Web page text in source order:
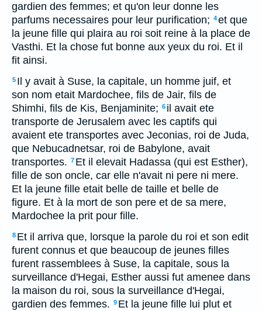
gardien des femmes; et qu'on leur donne les
parfums necessaires pour leur purification; 4et que
la jeune fille qui plaira au roi soit reine à la place de
Vasthi. Et la chose fut bonne aux yeux du roi. Et il
fit ainsi.
5 Il y avait à Suse, la capitale, un homme juif, et
son nom etait Mardochee, fils de Jair, fils de
Shimhi, fils de Kis, Benjaminite; 6 il avait ete
transporte de Jerusalem avec les captifs qui
avaient ete transportes avec Jeconias, roi de Juda,
que Nebucadnetsar, roi de Babylone, avait
transportes. 7 Et il elevait Hadassa (qui est Esther),
fille de son oncle, car elle n'avait ni pere ni mere.
Et la jeune fille etait belle de taille et belle de
figure. Et à la mort de son pere et de sa mere,
Mardochee la prit pour fille.
8 Et il arriva que, lorsque la parole du roi et son edit
furent connus et que beaucoup de jeunes filles
furent rassemblees à Suse, la capitale, sous la
surveillance d'Hegai, Esther aussi fut amenee dans
la maison du roi, sous la surveillance d'Hegai,
gardien des femmes. 9 Et la jeune fille lui plut et